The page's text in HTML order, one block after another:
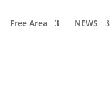
Free Area NEWS